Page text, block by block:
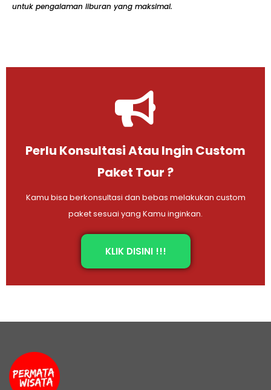
untuk pengalaman liburan yang maksimal.
Perlu Konsultasi Atau Ingin Custom
Paket Tour ?
Kamu bisa berkonsultasi dan bebas melakukan custom
paket sesuai yang Kamu inginkan.
KLIK DISINI !!!